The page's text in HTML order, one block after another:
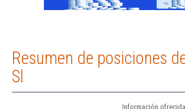
Resumen de posiciones
Sl
Información